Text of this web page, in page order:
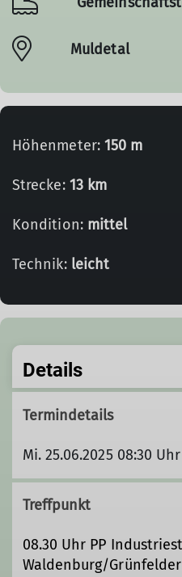
Muldetal
Höhenmeter: 150 m
Strecke: 13 km
Kondition: mittel
Technik: leicht
Details
Termindetails
Mi. 25.06.2025 08:30 Uhr
Treffpunkt
08.30 Uhr PP
Waldenburg/